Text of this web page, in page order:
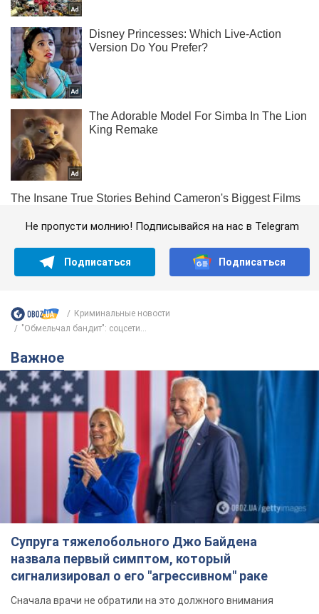
Не пропусти молнию! Подписывайся на нас в Telegram
Подписаться Подписаться
Криминальные новости
"Обмельчал бандит": соцсети...
Важное
Супруга тяжелобольного Джо Байдена
назвала первый симптом, который
сигнализировал о его "агрессивном" раке
Сначала врачи не обратили на это должного внимания